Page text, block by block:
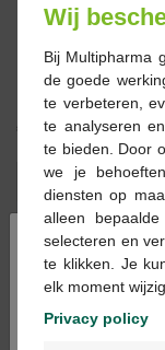
€ 27,60
Op
- +
Wij
Bij Multipharma
de goede
te verbeteren,
te analyseren
te bieden. Door
we je
diensten op
alleen
selecteren en
te klikken. Je
elk moment
Privacy policy